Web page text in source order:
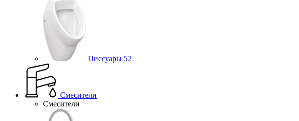
Писсуары 52
Смесители
Смесители